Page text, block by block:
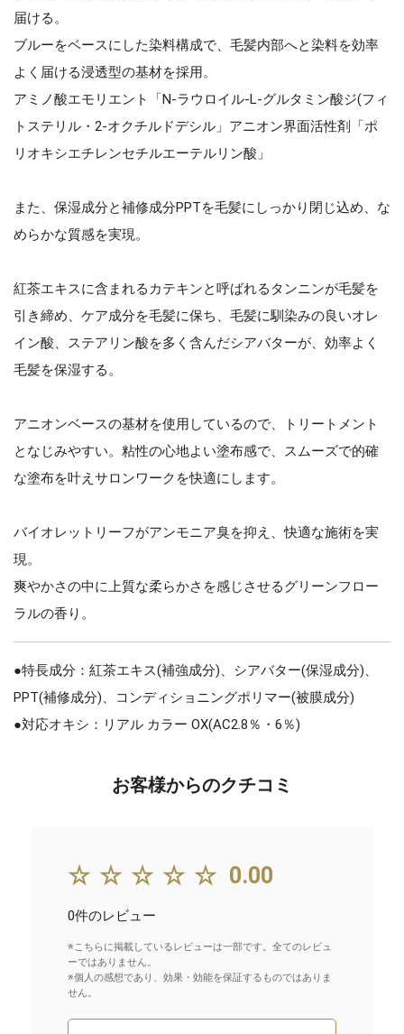
届ける。
ブルーをベースにした染料構成で、毛髪内部へと染料を効率
よく届ける浸透型の基材を採用。
アミノ酸エモリエント「N-ラウロイル-L-グルタミン酸ジ(フィ
トステリル・2-オクチルドデシル」アニオン界面活性剤「ポ
リオキシエチレンセチルエーテルリン酸」
また、保湿成分と補修成分PPTを毛髪にしっかり閉じ込め、な
めらかな質感を実現。
紅茶エキスに含まれるカテキンと呼ばれるタンニンが毛髪を
引き締め、ケア成分を毛髪に保ち、毛髪に馴染みの良いオレ
イン酸、ステアリン酸を多く含んだシアバターが、効率よく
毛髪を保湿する。
アニオンベースの基材を使用しているので、トリートメント
となじみやすい。粘性の心地よい塗布感で、スムーズで的確
な塗布を叶えサロンワークを快適にします。
バイオレットリーフがアンモニア臭を抑え、快適な施術を実
現。
爽やかさの中に上質な柔らかさを感じさせるグリーンフロー
ラルの香り。
●特長成分：紅茶エキス(補強成分)、シアバター(保湿成分)、
PPT(補修成分)、コンディショニングポリマー(被膜成分)
●対応オキシ：リアル カラー OX(AC2.8％・6％)
お客様からのクチコミ
☆☆☆☆☆ 0.00
0件のレビュー
※こちらに掲載しているレビューは一部です。全てのレビュ
ーではありません。
※個人の感想であり、効果・効能を保証するものではありま
せん。